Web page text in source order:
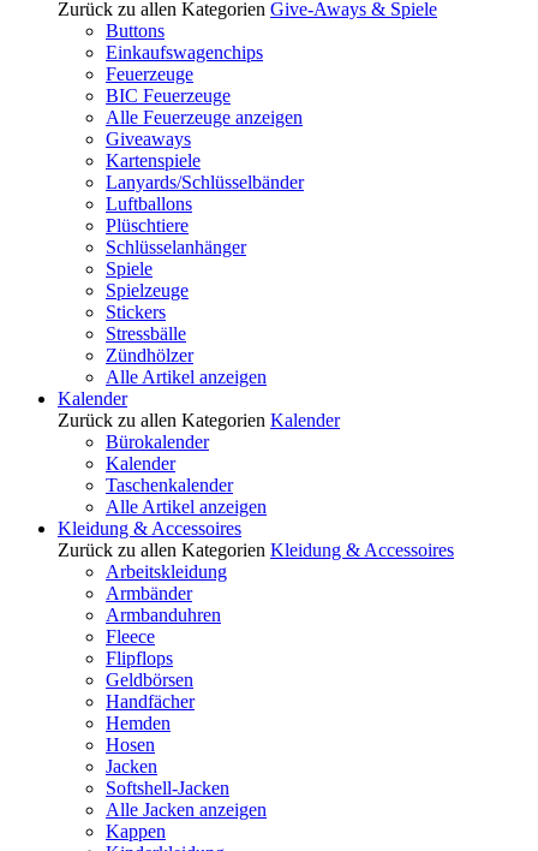
Zurück zu allen Kategorien Give-Aways & Spiele
Buttons
Einkaufswagenchips
Feuerzeuge
BIC Feuerzeuge
Alle Feuerzeuge anzeigen
Giveaways
Kartenspiele
Lanyards/Schlüsselbänder
Luftballons
Plüschtiere
Schlüsselanhänger
Spiele
Spielzeuge
Stickers
Stressbälle
Zündhölzer
Alle Artikel anzeigen
Kalender
Zurück zu allen Kategorien Kalender
Bürokalender
Kalender
Taschenkalender
Alle Artikel anzeigen
Kleidung & Accessoires
Zurück zu allen Kategorien Kleidung & Accessoires
Arbeitskleidung
Armbänder
Armbanduhren
Fleece
Flipflops
Geldbörsen
Handfächer
Hemden
Hosen
Jacken
Softshell-Jacken
Alle Jacken anzeigen
Kappen